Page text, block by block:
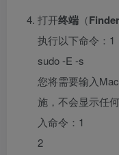
打开终端 （Finder
执行以下命令：1
sudo -E -s
您将需要输入
施，不会显示任
入命令：1
2